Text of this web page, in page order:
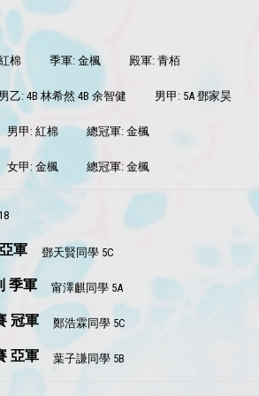
棉 季軍: 金楓 殿軍: 青栢
乙: 4B 林希然 4B 余智健 男甲: 5A 鄧家昊
男甲: 紅棉 總冠軍: 金楓
女甲: 金楓 總冠軍: 金楓
軍 鄧天賢同學 5C
季軍 甯澤麒同學 5A
冠軍 鄭浩霖同學 5C
亞軍 葉子謙同學 5B